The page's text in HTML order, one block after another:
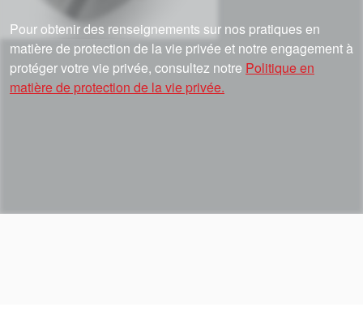
Pour obtenir des renseignements sur nos pratiques en
matière de protection de la vie privée et notre engagement à
protéger votre vie privée, consultez notre Politique en
matière de protection de la vie privée.